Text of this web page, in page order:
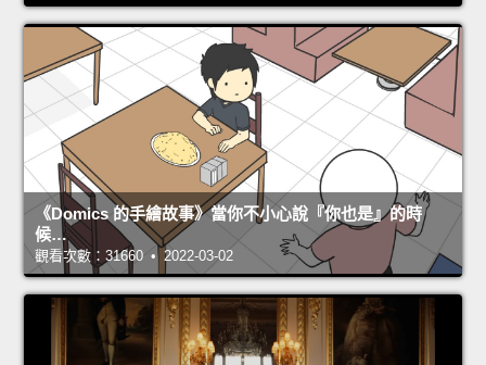
《Domics 的手繪故事》當你不小心說『你也是』的時
候…
觀看次數：31660 • 2022-03-02